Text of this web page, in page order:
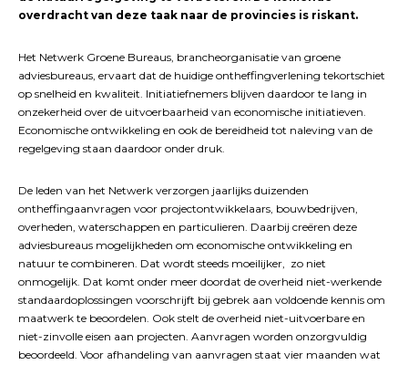
overdracht van deze taak naar de provincies is riskant.
Het Netwerk Groene Bureaus, brancheorganisatie van groene
adviesbureaus, ervaart dat de huidige ontheffingverlening tekortschiet
op snelheid en kwaliteit. Initiatiefnemers blijven daardoor te lang in
onzekerheid over de uitvoerbaarheid van economische initiatieven.
Economische ontwikkeling en ook de bereidheid tot naleving van de
regelgeving staan daardoor onder druk.
De leden van het Netwerk verzorgen jaarlijks duizenden
ontheffingaanvragen voor projectontwikkelaars, bouwbedrijven,
overheden, waterschappen en particulieren. Daarbij creëren deze
adviesbureaus mogelijkheden om economische ontwikkeling en
natuur te combineren. Dat wordt steeds moeilijker, zo niet
onmogelijk. Dat komt onder meer doordat de overheid niet-werkende
standaardoplossingen voorschrijft bij gebrek aan voldoende kennis om
maatwerk te beoordelen. Ook stelt de overheid niet-uitvoerbare en
niet-zinvolle eisen aan projecten. Aanvragen worden onzorgvuldig
beoordeeld. Voor afhandeling van aanvragen staat vier maanden wat